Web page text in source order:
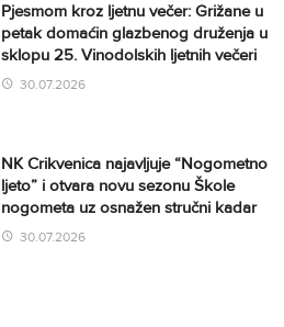
Pjesmom kroz ljetnu večer: Grižane u
petak domaćin glazbenog druženja u
sklopu 25. Vinodolskih ljetnih večeri
30.07.2026
NK Crikvenica najavljuje “Nogometno
ljeto” i otvara novu sezonu Škole
nogometa uz osnažen stručni kadar
30.07.2026